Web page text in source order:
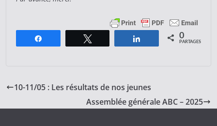
Partagez 0
PARTAGES
10-11/05 : Les résultats de nos jeunes
Assemblée générale ABC – 2025